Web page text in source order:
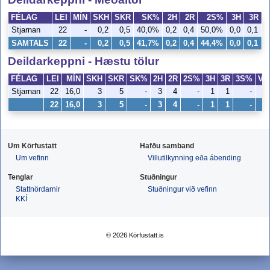
FÉLAG LEI MÍN SKH SKR SK% 2H 2R 2S% 3H
3R
Stjarnan
22 - 0,2 0,5 40,0% 0,2 0,4 50,0% 0,0 0,1
SAMTALS 22 - 0,2 0,5 41,7% 0,2 0,4 44,4% 0,0 0,1
Deildarkeppni - Hæstu tölur
FÉLAG LEI MÍN SKH SKR SK% 2H 2R 2S% 3H 3R 3S%
VH
Stjarnan
22 16,0 3 5 - 3 4 - 1 1 -
22 16,0 3 5 - 3 4 - 1 1 -
Um Körfustatt
Um vefinn
Hafðu samband
Villutilkynning eða ábending
Tenglar
Stattnördarnir
KKÍ
Stuðningur
Stuðningur við vefinn
© 2026 Körfustatt.is